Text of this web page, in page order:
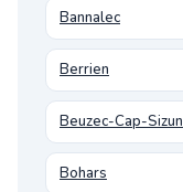
Bannalec
Berrien
Beuzec-Cap-Sizun
Bohars